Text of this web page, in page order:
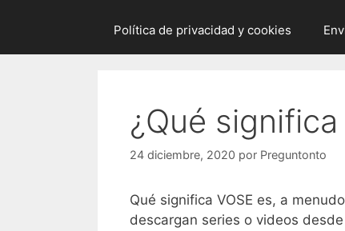
Política de privacidad y cookies
¿Qué significa
24 diciembre, 2020 por Preguntonto
Qué significa VOSE es, a
descargan series o videos